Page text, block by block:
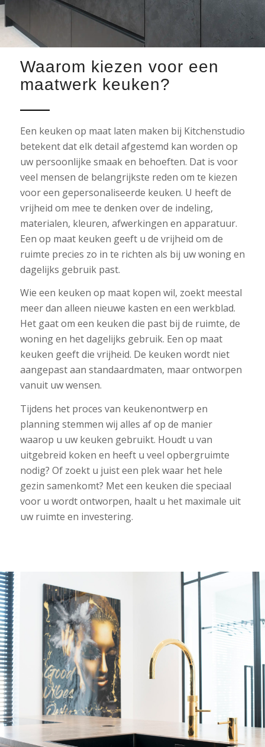
Waarom kiezen voor een
maatwerk keuken?
Een keuken op maat laten maken bij Kitchenstudio
betekent dat elk detail afgestemd kan worden op
uw persoonlijke smaak en behoeften. Dat is voor
veel mensen de belangrijkste reden om te kiezen
voor een gepersonaliseerde keuken. U heeft de
vrijheid om mee te denken over de indeling,
materialen, kleuren, afwerkingen en apparatuur.
Een op maat keuken geeft u de vrijheid om de
ruimte precies zo in te richten als bij uw woning en
dagelijks gebruik past.
Wie een keuken op maat kopen wil, zoekt meestal
meer dan alleen nieuwe kasten en een werkblad.
Het gaat om een keuken die past bij de ruimte, de
woning en het dagelijks gebruik. Een op maat
keuken geeft die vrijheid. De keuken wordt niet
aangepast aan standaardmaten, maar ontworpen
vanuit uw wensen.
Tijdens het proces van keukenontwerp en
planning stemmen wij alles af op de manier
waarop u uw keuken gebruikt. Houdt u van
uitgebreid koken en heeft u veel opbergruimte
nodig? Of zoekt u juist een plek waar het hele
gezin samenkomt? Met een keuken die speciaal
voor u wordt ontworpen, haalt u het maximale uit
uw ruimte en investering.